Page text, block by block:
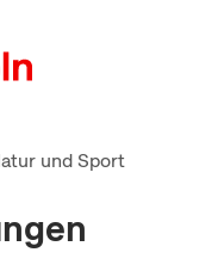
und Sport